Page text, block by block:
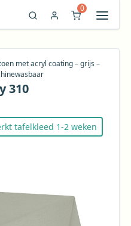
0
met acryl coating – grijs –
310
tafelkleed 1-2 weken